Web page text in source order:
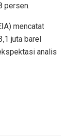
persen.
mencatat
juta barel
analis